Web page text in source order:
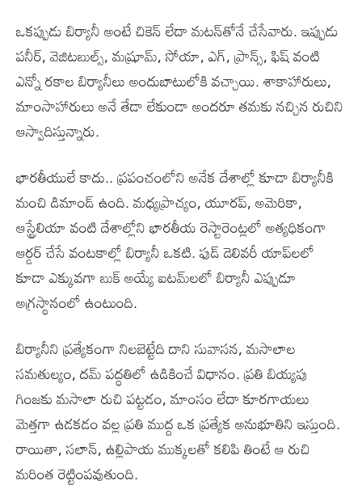
ఒకప్పుడు బిర్యానీ అంటే చికెన్ లేదా మటన్‌తోనే చేసేవారు. ఇప్పుడు
పనీర్, వెజిటబుల్స్, మష్రూమ్, సోయా, ఎగ్, ప్రాన్స్, ఫిష్ వంటి
ఎన్నో రకాల బిర్యానీలు అందుబాటులోకి వచ్చాయి. శాకాహారులు,
మాంసాహారులు అనే తేడా లేకుండా అందరూ తమకు నచ్చిన రుచిని
ఆస్వాదిస్తున్నారు.
భారతీయులే కాదు.. ప్రపంచంలోని అనేక దేశాల్లో కూడా బిర్యానీకి
మంచి డిమాండ్ ఉంది. మధ్యప్రాచ్యం, యూరప్, అమెరికా,
ఆస్ట్రేలియా వంటి దేశాల్లోని భారతీయ రెస్టారెంట్లలో అత్యధికంగా
ఆర్డర్ చేసే వంటకాల్లో బిర్యానీ ఒకటి. ఫుడ్ డెలివరీ యాప్‌లలో
కూడా ఎక్కువగా బుక్ అయ్యే ఐటమ్‌లలో బిర్యానీ ఎప్పుడూ
అగ్రస్థానంలో ఉంటుంది.
బిర్యానీని ప్రత్యేకంగా నిలబెట్టేది దాని సువాసన, మసాలాల
సమతుల్యం, దమ్ పద్ధతిలో ఉడికించే విధానం. ప్రతి బియ్యపు
గింజకు మసాలా రుచి పట్టడం, మాంసం లేదా కూరగాయలు
మెత్తగా ఉడకడం వల్ల ప్రతి ముద్ద ఒక ప్రత్యేక అనుభూతిని ఇస్తుంది.
రాయితా, సలాన్, ఉల్లిపాయ ముక్కలతో కలిపి తింటే ఆ రుచి
మరింత రెట్టింపవుతుంది.